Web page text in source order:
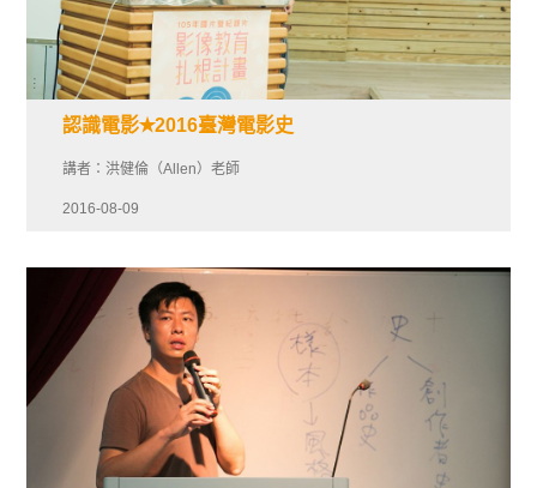
認識電影✭2016臺灣電影史
講者：洪健倫（Allen）老師
2016-08-09